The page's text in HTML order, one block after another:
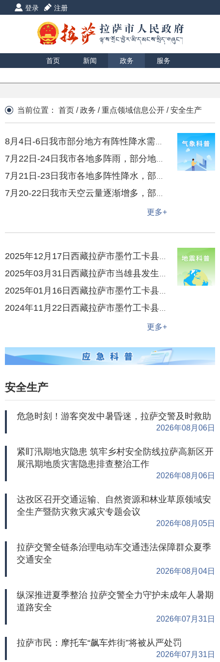
登录 注册
首页 新闻 政务
服务
当前位置： 首页 /政务 /重点领域信息公开 /安全生产
更多+
更多+
安全生产
危急时刻！游客突发中暑昏迷，拉萨交警及时救助
2026年08月06日
紧盯汛期地灾隐患 筑牢乡村安全防线拉萨高新区开
展汛期地质灾害隐患排查整治工作
2026年08月06日
达孜区召开交通运输、自然资源和林业草原领域安
全生产暨防灾救灾减灾专题会议
2026年08月05日
拉萨交警全链条治理电动车交通违法保障群众夏季
交通安全
2026年08月04日
纵深推进夏季整治 拉萨交警全力守护未成年人暑期
道路安全
2026年07月31日
拉萨市民：摩托车“飙车炸街”将被从严处罚
2026年07月31日